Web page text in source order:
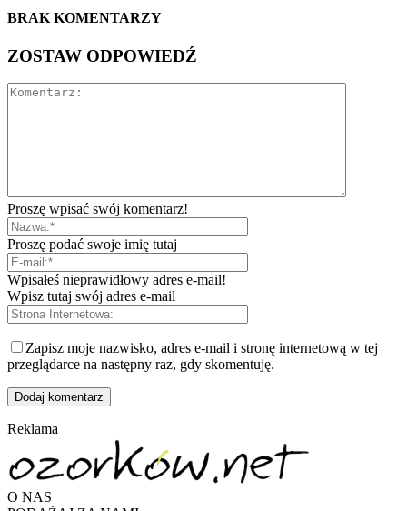
BRAK KOMENTARZY
ZOSTAW ODPOWIEDŹ
Proszę wpisać swój komentarz!
Proszę podać swoje imię tutaj
Wpisałeś nieprawidłowy adres e-mail!
Wpisz tutaj swój adres e-mail
Zapisz moje nazwisko, adres e-mail i stronę internetową w tej
przeglądarce na następny raz, gdy skomentuję.
Reklama
O NAS